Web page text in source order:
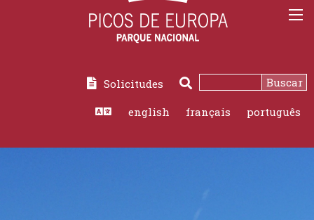
Solicitudes Buscar
english français português